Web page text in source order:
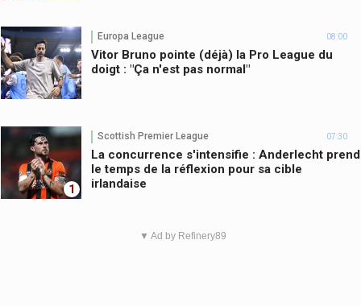
Europa League 08:00
Vitor Bruno pointe (déjà) la Pro League du
doigt : "Ça n'est pas normal"
1
Scottish Premier League 07:30
La concurrence s'intensifie : Anderlecht prend
le temps de la réflexion pour sa cible
irlandaise
▼ Ad by Refinery89